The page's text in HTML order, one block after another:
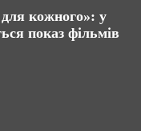
кожного»: у
показ фільмів